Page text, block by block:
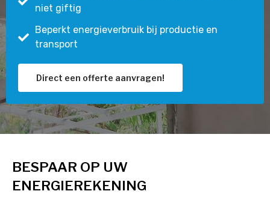
niet giftig
Beperkt energieverbruik bij productie en
transport
Direct een offerte aanvragen!
BESPAAR OP UW
ENERGIEREKENING